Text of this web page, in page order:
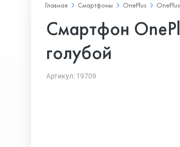
Главная Смартфоны OnePlus
Смартфон
голубой
Артикул: 19709